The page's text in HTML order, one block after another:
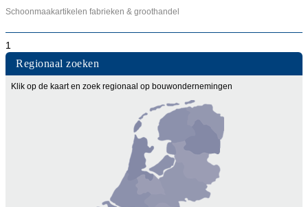
Schoonmaakartikelen fabrieken & groothandel
1
Regionaal zoeken
Klik op de kaart en zoek regionaal op bouwondernemingen